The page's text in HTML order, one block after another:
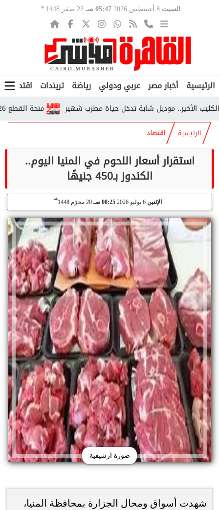
السبت 8 أغسطس 2026 05:47 صـ 23 صفر 1448 هـ
الرئيسية أخبار مصر عربي ودولي رياضة تريندات اقتصاد
منحة القطع 2026.. من يستحقها وكم تبلغ قيمتها وفق التأمينات؟ موديل شابة تدخل حياة مطرب شهير
الرئيسية اقتصاد
استقرار أسعار اللحوم في المنيا اليوم..
الكندوز بـ450 جنيهًا
الإثنين 6 يوليو 2026 08:25 صـ 20 محرّم 1448
هـ
صورة ارشيفية
شهدت أسواق ومحال الجزارة بمحافظة المنيا،